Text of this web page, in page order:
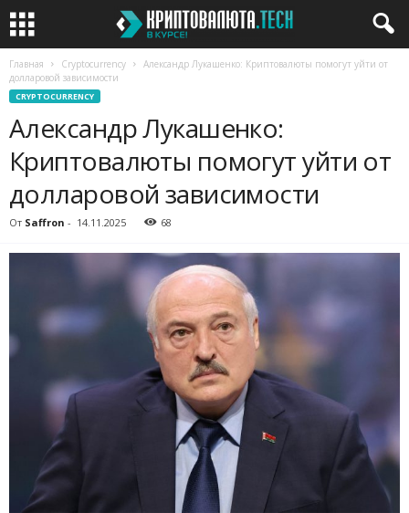
Главная Cryptocurrency
Александр Лукашенко: Криптовалюты помогут уйти от
долларовой зависимости
CRYPTOCURRENCY
Александр Лукашенко:
Криптовалюты помогут уйти от
долларовой зависимости
От Saffron - 14.11.2025 68